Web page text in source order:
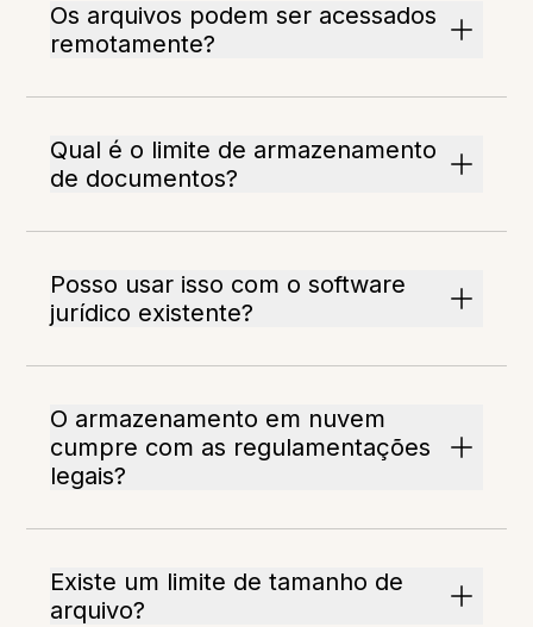
Os arquivos podem ser acessados
remotamente?
Qual é o limite de armazenamento
de documentos?
Posso usar isso com o software
jurídico existente?
O armazenamento em nuvem
cumpre com as regulamentações
legais?
Existe um limite de tamanho de
arquivo?